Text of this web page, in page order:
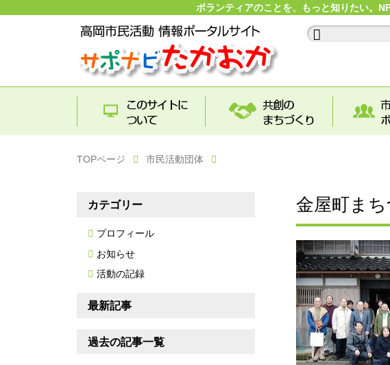
ボランティアのことを、もっと知りたい。
TOPページ 市民活動団体
カテゴリー
プロフィール
お知らせ
活動の記録
最新記事
過去の記事一覧
金屋町ま